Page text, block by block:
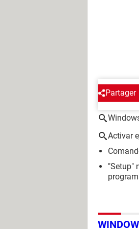
Partager
Activar
"Setup"